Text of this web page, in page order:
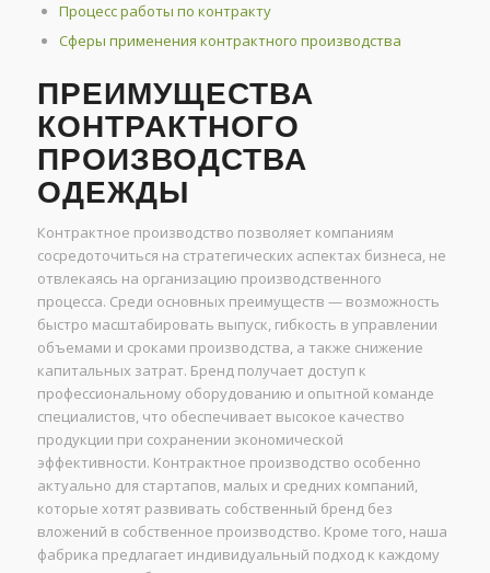
Процесс работы по контракту
Сферы применения контрактного производства
ПРЕИМУЩЕСТВА
КОНТРАКТНОГО
ПРОИЗВОДСТВА
ОДЕЖДЫ
Контрактное производство позволяет компаниям
сосредоточиться на стратегических аспектах бизнеса, не
отвлекаясь на организацию производственного
процесса. Среди основных преимуществ — возможность
быстро масштабировать выпуск, гибкость в управлении
объемами и сроками производства, а также снижение
капитальных затрат. Бренд получает доступ к
профессиональному оборудованию и опытной команде
специалистов, что обеспечивает высокое качество
продукции при сохранении экономической
эффективности. Контрактное производство особенно
актуально для стартапов, малых и средних компаний,
которые хотят развивать собственный бренд без
вложений в собственное производство. Кроме того, наша
фабрика предлагает индивидуальный подход к каждому